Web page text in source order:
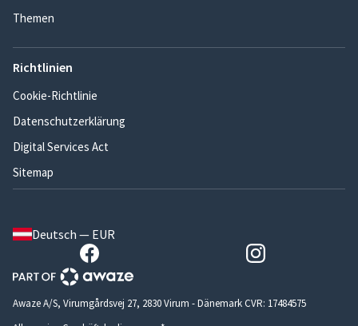
Themen
Richtlinien
Cookie-Richtlinie
Datenschutzerklärung
Digital Services Act
Sitemap
Deutsch — EUR
Awaze A/S, Virumgårdsvej 27, 2830 Virum - Dänemark CVR: 17484575